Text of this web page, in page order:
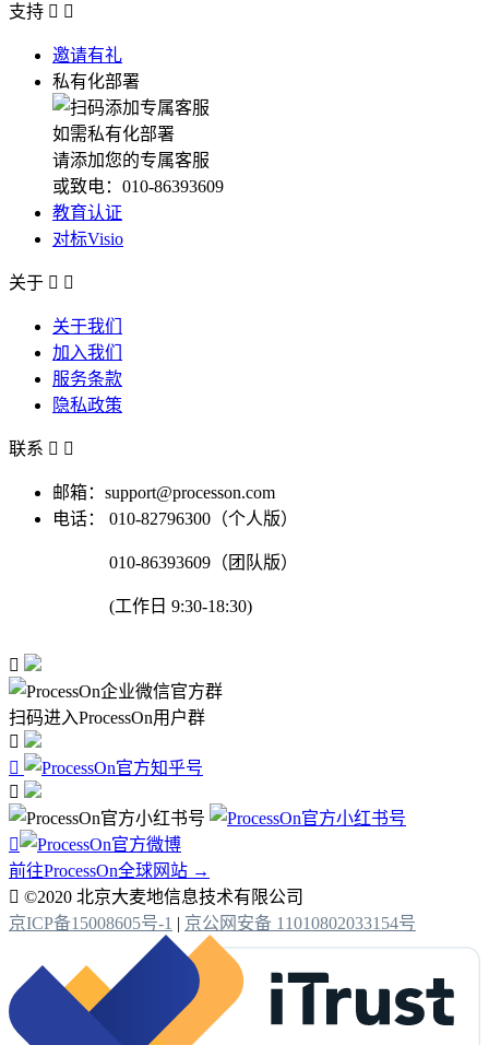
支持  
邀请有礼
私有化部署
如需私有化部署
请添加您的专属客服
或致电：010-86393609
教育认证
对标Visio
关于  
关于我们
加入我们
服务条款
隐私政策
联系  
邮箱：support@processon.com
电话：
010-82796300（个人版）
010-86393609（团队版）
(工作日 9:30-18:30)

扫码进入ProcessOn用户群




前往ProcessOn全球网站 →
 ©2020 北京大麦地信息技术有限公司
京ICP备15008605号-1 | 京公网安备 11010802033154号